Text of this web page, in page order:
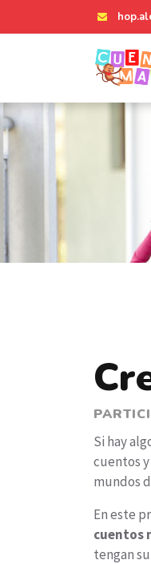
Si hay
cuentos
mundos
En este
cuentos
tengan